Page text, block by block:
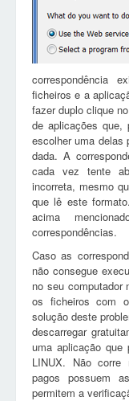
correspondência
ficheiros e a
fazer duplo clique
de aplicações que,
escolher uma delas
dada. A
cada vez tente
incorreta, mesmo
que lê este
acima
correspondências.
Caso as
não consegue
no seu computador
os ficheiros com
solução deste
descarregar
uma aplicação que
LINUX. Não corre
pagos possuem
permitem a